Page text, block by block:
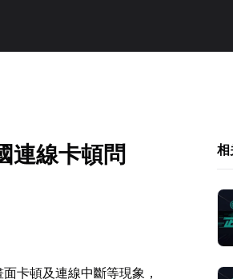
連線卡頓問
卡頓及連線中斷等現象，
相